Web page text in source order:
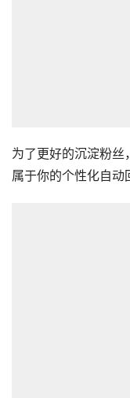
为了更好的沉淀粉丝
属于你的个性化自动